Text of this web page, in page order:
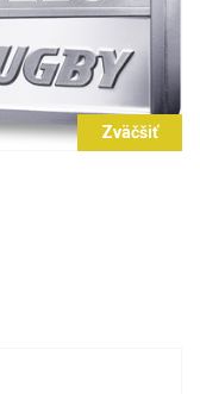
Zväčšiť